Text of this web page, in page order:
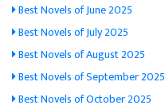
Best Novels of June 2025
Best Novels of July 2025
Best Novels of August 2025
Best Novels of September 2025
Best Novels of October 2025